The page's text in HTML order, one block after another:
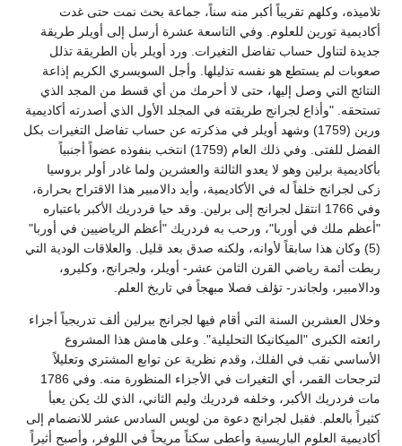
تلاميذه، وكلهم تقريباً أكبر منه سناً، جماعة بحث نمت حتى غدت
أكاديمية تورين للعلوم. وفي التاسعة عشرة أرسل إلى أويلر طريقة
جديدة لتناول حساب تفاضل التغيرات. ورد أويلر بأن الطريقة تذلل
صعوبات لم يستطع هو نفسه تذليلها. وأجل السويسري الكريم إذاعة
النتائج التي وصل إليها، حتى لا أحرمك من أي قسط من المجد الذي
تستحقه. "وأذاع لجرانج طريقته في المجلد الأول الذي أصدرته أكاديمية
ورين (1759) وشهد أويلر في مذكرته عن حساب تفاضل التغيرات بكل
الفضل للفتى. وفي ذلك العام (1759) انتخب بنفوذه عضواً أجنبياً
بأكاديمية برلين وهو لا يعدو الثالثة والعشرين ولما غادر أولر بروسيا
زكى لجرانج خلفاً له في الأكاديمية، وأيد دالامبير هذا الاقتراح بحرارة،
وفي 1766 انتقل لجرانج إلى برلين. وقد حيا فردريك الأكبر باعتباره
"أعظم ملك في أوربا"، ورحب به فردريك "أعظم الرياضيين في أوربا"
(5) وكان هذا سابقاً لأوانه، ولكنه صدق بعد قليل. والعلاقات الودية التي
ربطت أئمة رياضي القرن الثامن عشر- أويلر، ولجرانج، وكليرو،
ودالامبير، ولجاندر- تؤلف فصلا مبهجاً في تاريخ العلم.
وخلال العشرين السنة التي أقام فيها لجرانج ببرلين ألف تدريجياً أجزاء
رائعته الكبرى "الميكانيكا التحليلية". وعلى هامش هذا المشروع
الأساسي نقب في الفلك، وقدم نظرية عن توابع المشتري وتعليلاً
لترجحات القمر، أي التغيرات في الأجزاء المنظورة منه. وفي 1786
مات فردريك الأكبر، وخلفه فردريك وليم الثاني، الذي لك يكن يعبأ
كثيراً بالعلم. فقبل لجرانج دعوة من لويس السادس عشر للانضمام إلى
أكاديمية العلوم الباريسية وأعطى سكناً مريحاً في اللوفر، وأصبح أثيراً